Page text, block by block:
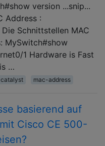
version ...snip...
Address :
Schnittstellen MAC
MySwitch#show
1 Hardware is Fast
…
mac-address
basierend auf
Cisco CE 500-